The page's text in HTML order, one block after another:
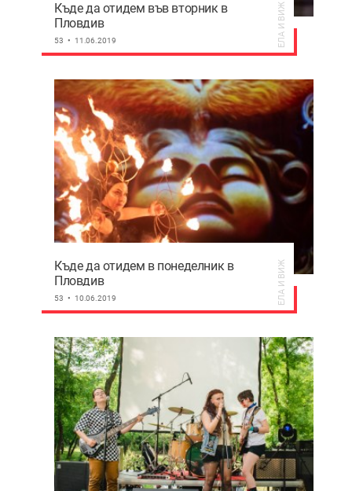
Къде да отидем във вторник в
Пловдив
53 11.06.2019 ЕЛА И ВИЖ
Къде да отидем в понеделник в
Пловдив
53 10.06.2019 ЕЛА И ВИЖ